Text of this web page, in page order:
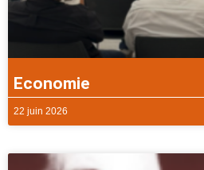
Economie
22 juin 2026